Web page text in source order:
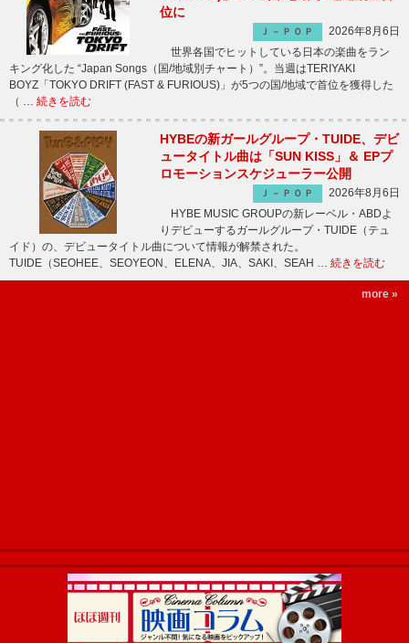
位に
Ｊ－ＰＯＰ
2026年8月6日
世界各国でヒットしている日本の楽曲をラン
キング化した “Japan Songs（国/地域別チャート）”。当週はTERIYAKI
BOYZ「TOKYO DRIFT (FAST & FURIOUS)」が5つの国/地域で首位を獲得した
（ … 続きを読む
HYBEの新ガールグループ・TUIDE、デビ
ュータイトル曲は「SUN KISS」＆ EPプ
ロモーションスケジューラー公開
Ｊ－ＰＯＰ
2026年8月6日
HYBE MUSIC GROUPの新レーベル・ABDよ
りデビューするガールグループ・TUIDE（テュ
イド）の、デビュータイトル曲について情報が解禁された。
TUIDE（SEOHEE、SEOYEON、ELENA、JIA、SAKI、SEAH … 続きを読む
more »